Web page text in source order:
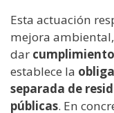
Esta actuación
mejora
dar
establece la
separada de
públicas. En